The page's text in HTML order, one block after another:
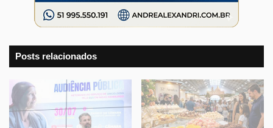
Posts relacionados